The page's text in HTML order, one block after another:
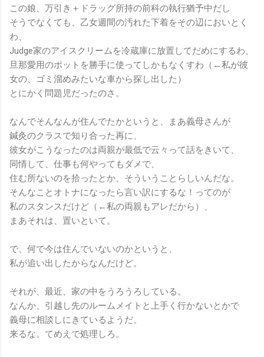
この娘、万引き＋ドラッグ所持の前科の執行猶予中だし
そうでなくても、乙女週間の汚れた下着をその辺においとく
わ、
Judge家のアイスクリームを冷蔵庫に放置してだめにするわ、
旦那愛用のポットを勝手に使ってしかもなくすわ（←私が彼
女の、ゴミ溜めみたいな車から探し出した）
とにかく問題児だったのさ。
なんでそんなんが住んでたかというと、まあ義母さんが
鍼灸のクラスで知り合った再に、
彼女がこうなったのは両親が最低で云々って話をきいて、
同情して、仕事も何やってもダメで、
住む所ないのを拾ったとか、そういうことらしいんだな。
そんなことオトナになったら言い訳にするな！ってのが
私のスタンスだけど（←私の両親もアレだから）、
まあそれは、置いといて。
で、何で今は住んでいないのかというと、
私が追い出したからなんだけど。
それが、最近、家の中をうろうろしている。
なんか、引越し先のルームメイトと上手く行かないとかで
義母に相談しにきているようだ。
来るな。てめえで処理しろ。